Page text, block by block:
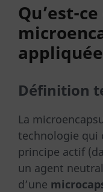
Qu’est-
Définition
La
technologie qui
principe actif
un agent
d’une